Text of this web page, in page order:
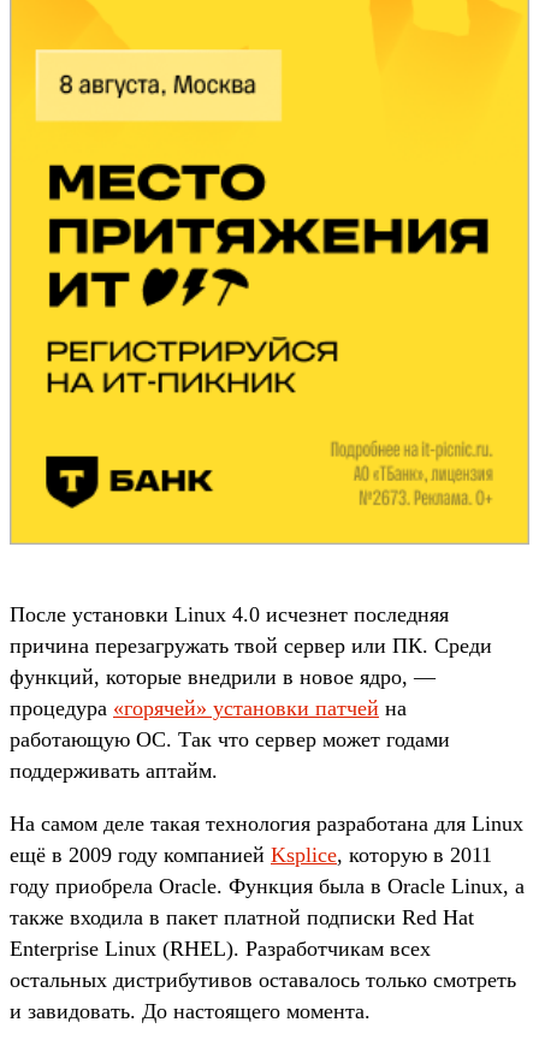
После установки Linux 4.0 исчезнет последняя
причина перезагружать твой сервер или ПК. Среди
функций, которые внедрили в новое ядро, —
процедура «горячей» установки патчей на
работающую ОС. Так что сервер может годами
поддерживать аптайм.
На самом деле такая технология разработана для Linux
ещё в 2009 году компанией Ksplice, которую в 2011
году приобрела Oracle. Функция была в Oracle Linux, а
также входила в пакет платной подписки Red Hat
Enterprise Linux (RHEL). Разработчикам всех
остальных дистрибутивов оставалось только смотреть
и завидовать. До настоящего момента.